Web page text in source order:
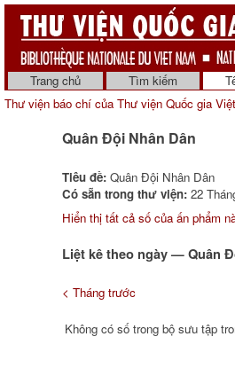
Trang chủ Tìm kiếm
Thư viện báo chí của Thư viện Quốc gia
Quân Đội Nhân Dân
Tiêu đề: Quân Đội Nhân Dân
Có sẵn trong thư viện: 22
Hiển thị tất cả số của ấn phẩm
Liệt kê theo ngày — Quân
< Tháng trước
Không có số trong bộ sưu tập